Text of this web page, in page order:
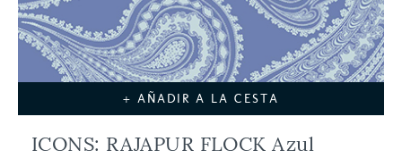
+ AÑADIR A LA CESTA
ICONS: RAJAPUR FLOCK Azul